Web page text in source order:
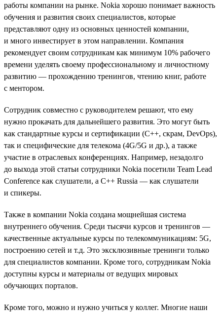
работы компании на рынке. Nokia хорошо понимает важность
обучения и развития своих специалистов, которые
представляют одну из основных ценностей компании,
и много инвестирует в этом направлении. Компания
рекомендует своим сотрудникам как минимум 10% рабочего
времени уделять своему профессиональному и личностному
развитию — прохождению тренингов, чтению книг, работе
с ментором.
Сотрудник совместно с руководителем решают, что ему
нужно прокачать для дальнейшего развития. Это могут быть
как стандартные курсы и сертификации (C++, скрам, DevOps),
так и специфические для телекома (4G/5G и др.), а также
участие в отраслевых конференциях. Например, незадолго
до выхода этой статьи сотрудники Nokia посетили Team Lead
Conference как слушатели, а C++ Russia — как слушатели
и спикеры.
Также в компании Nokia создана мощнейшая система
внутреннего обучения. Среди тысячи курсов и тренингов —
качественные актуальные курсы по телекоммуникациям: 5G,
построению сетей и т.д. Это эксклюзивные тренинги только
для специалистов компании. Кроме того, сотрудникам Nokia
доступны курсы и материалы от ведущих мировых
обучающих порталов.
Кроме того, можно и нужно учиться у коллег. Многие наши